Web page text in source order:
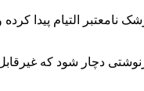
التیام پیدا
دچار شود که